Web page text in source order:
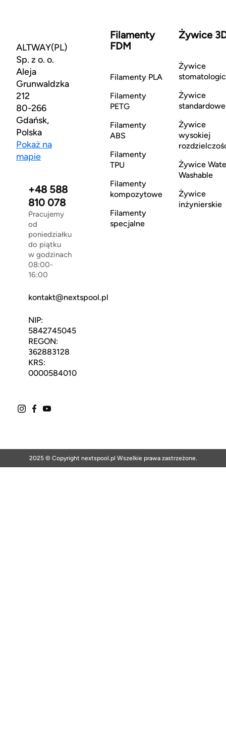
ALTWAY(PL)
Sp. z o. o.
Aleja
Grunwaldzka
212
80-266
Gdańsk,
Polska
Pokaż na
mapie
+48 588
810 078
Pracujemy
od
poniedziałku
do piątku
w godzinach
08:00-
16:00
kontakt@nextspool.pl
NIP:
5842745045
REGON:
362883128
KRS:
0000584010
Filamenty
FDM
Filamenty PLA
Filamenty
PETG
Filamenty
ABS
Filamenty
TPU
Filamenty
kompozytowe
Filamenty
specjalne
Żywice
Żywice
Żywice
standardowe
Żywice
wysokiej
Żywice
Washable
Żywice
inżynierskie